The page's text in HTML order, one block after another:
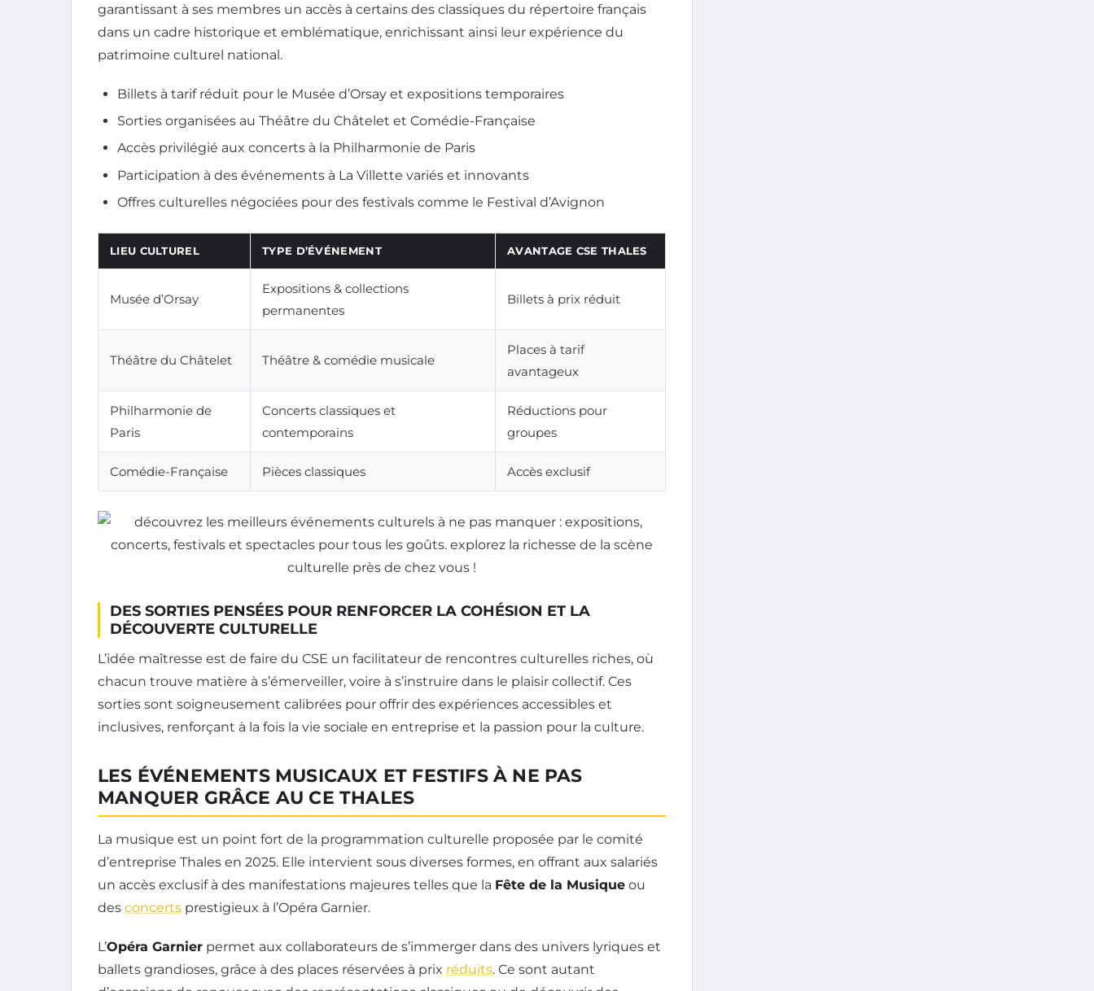
garantissant à ses membres un accès à certains des classiques du répertoire français
dans un cadre historique et emblématique, enrichissant ainsi leur expérience du
patrimoine culturel national.
Billets à tarif réduit pour le Musée d’Orsay et expositions temporaires
Sorties organisées au Théâtre du Châtelet et Comédie-Française
Accès privilégié aux concerts à la Philharmonie de Paris
Participation à des événements à La Villette variés et innovants
Offres culturelles négociées pour des festivals comme le Festival d’Avignon
LIEU CULTUREL TYPE D’ÉVÉNEMENT AVANTAGE CSE THALES
Musée d’Orsay
Expositions & collections
permanentes
Billets à prix réduit
Théâtre du Châtelet Théâtre & comédie musicale
Places à tarif
avantageux
Philharmonie de
Paris
Concerts classiques et
contemporains
Réductions pour
groupes
Comédie-Française Pièces classiques Accès exclusif
DES SORTIES PENSÉES POUR RENFORCER LA COHÉSION ET LA
DÉCOUVERTE CULTURELLE
L’idée maîtresse est de faire du CSE un facilitateur de rencontres culturelles riches, où
chacun trouve matière à s’émerveiller, voire à s’instruire dans le plaisir collectif. Ces
sorties sont soigneusement calibrées pour offrir des expériences accessibles et
inclusives, renforçant à la fois la vie sociale en entreprise et la passion pour la culture.
LES ÉVÉNEMENTS MUSICAUX ET FESTIFS À NE PAS
MANQUER GRÂCE AU CE THALES
La musique est un point fort de la programmation culturelle proposée par le comité
d’entreprise Thales en 2025. Elle intervient sous diverses formes, en offrant aux salariés
un accès exclusif à des manifestations majeures telles que la Fête de la Musique ou
des concerts prestigieux à l’Opéra Garnier.
L’Opéra Garnier permet aux collaborateurs de s’immerger dans des univers lyriques et
ballets grandioses, grâce à des places réservées à prix réduits. Ce sont autant